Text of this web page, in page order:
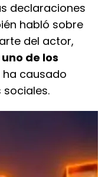
declaraciones
habló sobre
del actor,
de los
ha causado